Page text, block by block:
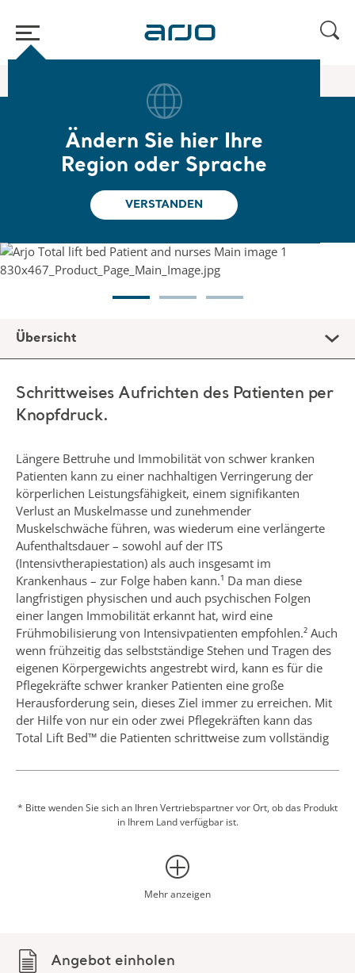
Ändern Sie hier Ihre
Region oder Sprache
VERSTANDEN
Total Lift Bed
Total Lift Bed
Vollintegriertes Bettsystem
Übersicht
Angebot einholen
Schrittweises Aufrichten des Patienten per
Knopfdruck.
Längere Bettruhe und Immobilität von schwer kranken
Patienten kann zu einer nachhaltigen Verringerung der
körperlichen Leistungsfähigkeit, einem signifikanten
Verlust an Muskelmasse und zunehmender
Muskelschwäche führen, was wiederum eine verlängerte
Aufenthaltsdauer – sowohl auf der ITS
(Intensivtherapiestation) als auch insgesamt im
Krankenhaus – zur Folge haben kann.¹ Da man diese
langfristigen physischen und auch psychischen Folgen
einer langen Immobilität erkannt hat, wird eine
Frühmobilisierung von Intensivpatienten empfohlen.² Auch
wenn frühzeitig das selbstständige Stehen und Tragen des
eigenen Körpergewichts angestrebt wird, kann es für die
Pflegekräfte schwer kranker Patienten eine große
Herausforderung sein, dieses Ziel immer zu erreichen. Mit
der Hilfe von nur ein oder zwei Pflegekräften kann das
Total Lift Bed™ die Patienten schrittweise zum vollständig
mobilisieren, um schon in einer frühen Phase einer
können.
1. Truong AD, Fan E, Brower RG, Needham DM.
Mobilisation von Patienten auf der Intensivstation von der
Pathophysiologie bis zu klinischen Studien. Crit Care.
care unit mobility therapy in the treatment of acute
respiratory failure. Crit Care Med. 2008;36(8):2238-2243
* Bitte wenden Sie sich an Ihren Vertriebspartner vor Ort, ob das Produkt
in Ihrem Land verfügbar ist.
Mehr anzeigen